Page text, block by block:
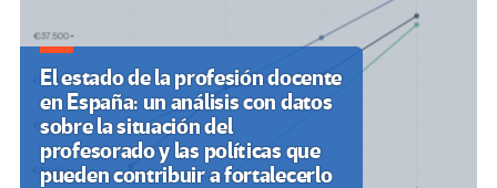
El estado de la profesión docente
en España: un análisis con datos
sobre la situación del
profesorado y las políticas que
pueden contribuir a fortalecerlo